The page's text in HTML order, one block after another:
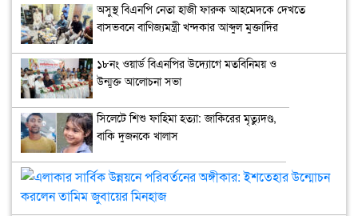
অসুস্থ বিএনপি নেতা হাজী ফারুক আহমেদকে দেখতে
বাসভবনে বাণিজ্যমন্ত্রী খন্দকার আব্দুল মুক্তাদির
১৮নং ওয়ার্ড বিএনপির উদ্যোগে মতবিনিময় ও
উন্মুক্ত আলোচনা সভা
সিলেটে শিশু ফাহিমা হত্যা: জাকিরের মৃত্যুদণ্ড,
বাকি দুজনকে খালাস